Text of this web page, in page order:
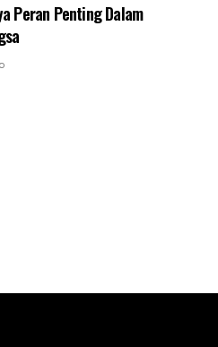
Peran Penting Dalam